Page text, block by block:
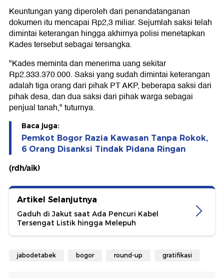
Keuntungan yang diperoleh dari penandatanganan
dokumen itu mencapai Rp2,3 miliar. Sejumlah saksi telah
dimintai keterangan hingga akhirnya polisi menetapkan
Kades tersebut sebagai tersangka.
"Kades meminta dan menerima uang sekitar
Rp2.333.370.000. Saksi yang sudah dimintai keterangan
adalah tiga orang dari pihak PT AKP, beberapa saksi dari
pihak desa, dan dua saksi dari pihak warga sebagai
penjual tanah," tuturnya.
Baca juga:
Pemkot Bogor Razia Kawasan Tanpa Rokok,
6 Orang Disanksi Tindak Pidana Ringan
(rdh/aik)
Artikel Selanjutnya
Gaduh di Jakut saat Ada Pencuri Kabel
Tersengat Listik hingga Melepuh
jabodetabek bogor round-up gratifikasi